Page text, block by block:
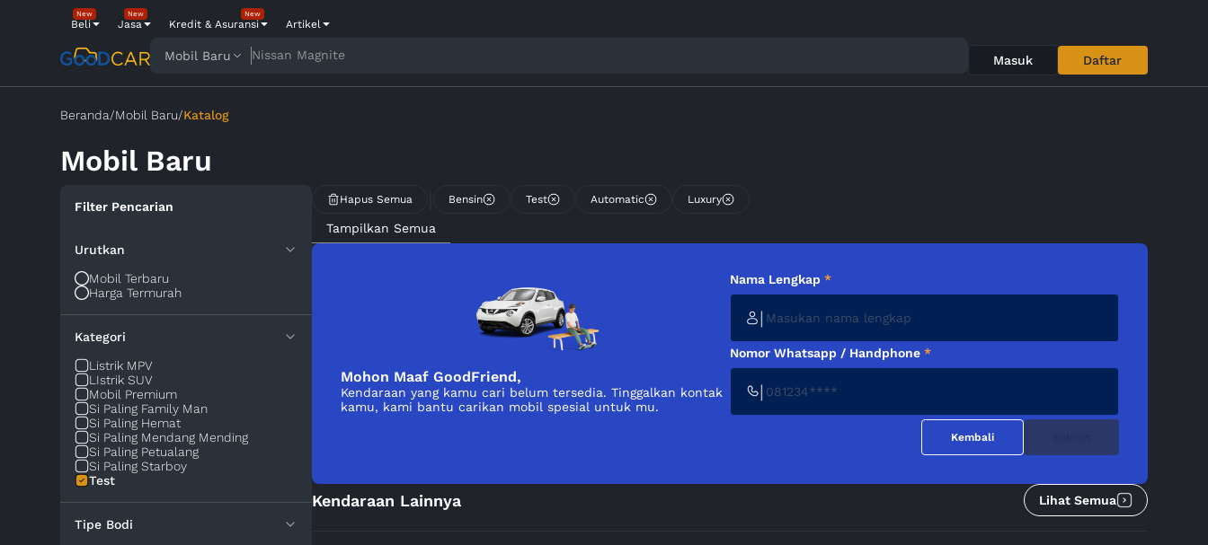
Beli
New
Jasa
New
Kredit & Asuransi
New
Artikel
Mobil Baru Nissan Magnite Masuk Daftar
Beranda/Mobil Baru/Katalog
Mobil Baru
Filter Pencarian
Urutkan
Mobil Terbaru
Harga Termurah
Kategori
Listrik MPV
LIstrik SUV
Mobil Premium
Si Paling Family Man
Si Paling Hemat
Si Paling Mendang Mending
Si Paling Petualang
Si Paling Starboy
Test
Tipe Bodi
Hapus Semua Bensin Test Automatic Luxury
Tampilkan Semua
Mohon Maaf GoodFriend,
Kendaraan yang kamu cari belum tersedia. Tinggalkan kontak
kamu, kami bantu carikan mobil spesial untuk mu.
Nama Lengkap *
|
Nomor Whatsapp / Handphone *
|
Kembali
Kendaraan Lainnya Lihat Semua